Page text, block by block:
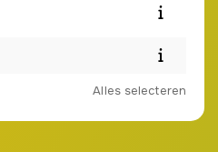
Alles selecteren